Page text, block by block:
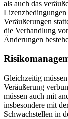
als auch das
Lizenzbedingungen
Veräußerungen
die Verhandlung
Änderungen
Gleichzeitig
Veräußerung
müssen auch mit
insbesondere mit
Schwachstellen in